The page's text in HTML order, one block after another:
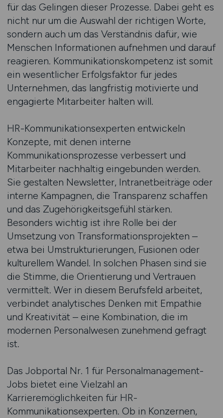
für das Gelingen dieser Prozesse. Dabei geht es
nicht nur um die Auswahl der richtigen Worte,
sondern auch um das Verständnis dafür, wie
Menschen Informationen aufnehmen und darauf
reagieren. Kommunikationskompetenz ist somit
ein wesentlicher Erfolgsfaktor für jedes
Unternehmen, das langfristig motivierte und
engagierte Mitarbeiter halten will.
HR-Kommunikationsexperten entwickeln
Konzepte, mit denen interne
Kommunikationsprozesse verbessert und
Mitarbeiter nachhaltig eingebunden werden.
Sie gestalten Newsletter, Intranetbeiträge oder
interne Kampagnen, die Transparenz schaffen
und das Zugehörigkeitsgefühl stärken.
Besonders wichtig ist ihre Rolle bei der
Umsetzung von Transformationsprojekten –
etwa bei Umstrukturierungen, Fusionen oder
kulturellem Wandel. In solchen Phasen sind sie
die Stimme, die Orientierung und Vertrauen
vermittelt. Wer in diesem Berufsfeld arbeitet,
verbindet analytisches Denken mit Empathie
und Kreativität – eine Kombination, die im
modernen Personalwesen zunehmend gefragt
ist.
Das Jobportal Nr. 1 für Personalmanagement-
Jobs bietet eine Vielzahl an
Karrieremöglichkeiten für HR-
Kommunikationsexperten. Ob in Konzernen,